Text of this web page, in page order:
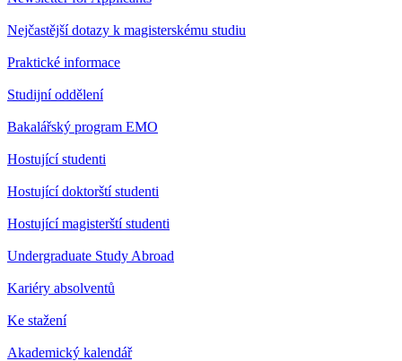
Nejčastější dotazy k magisterskému studiu
Praktické informace
Studijní oddělení
Bakalářský program EMO
Hostující studenti
Hostující doktorští studenti
Hostující magisterští studenti
Undergraduate Study Abroad
Kariéry absolventů
Ke stažení
Akademický kalendář